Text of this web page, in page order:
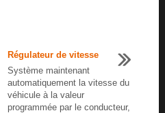
Régulateur de vitesse
Système maintenant
automatiquement la vitesse du
véhicule à la valeur
programmée par le conducteur,